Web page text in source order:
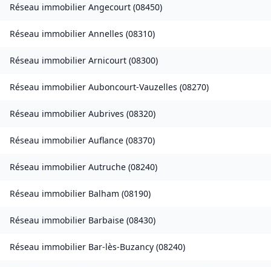
Réseau immobilier Angecourt (08450)
Réseau immobilier Annelles (08310)
Réseau immobilier Arnicourt (08300)
Réseau immobilier Auboncourt-Vauzelles (08270)
Réseau immobilier Aubrives (08320)
Réseau immobilier Auflance (08370)
Réseau immobilier Autruche (08240)
Réseau immobilier Balham (08190)
Réseau immobilier Barbaise (08430)
Réseau immobilier Bar-lès-Buzancy (08240)